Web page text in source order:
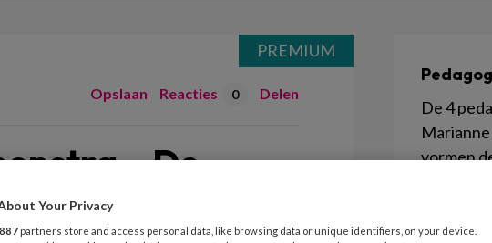
Opslaan Reacties 0 Delen
– De
PREMIUM
De 4
vormen
Your Privacy
887 partners store and access personal data, like browsing data or unique identifiers, on your device.